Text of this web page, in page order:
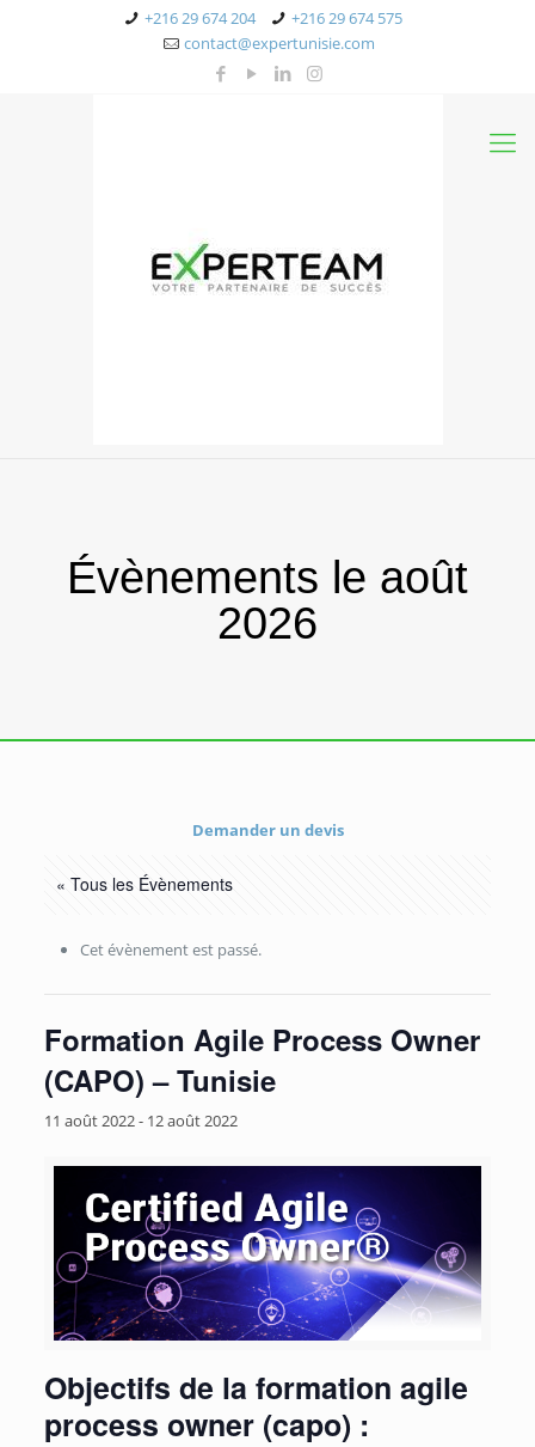
+216 29 674 204
+216 29 674 575
contact@expertunisie.com
Évènements le août
2026
Demander un devis
« Tous les Évènements
Cet évènement est passé.
Formation Agile Process Owner
(CAPO) – Tunisie
11 août 2022- 12 août 2022
Objectifs de la formation agile
process owner (capo) :